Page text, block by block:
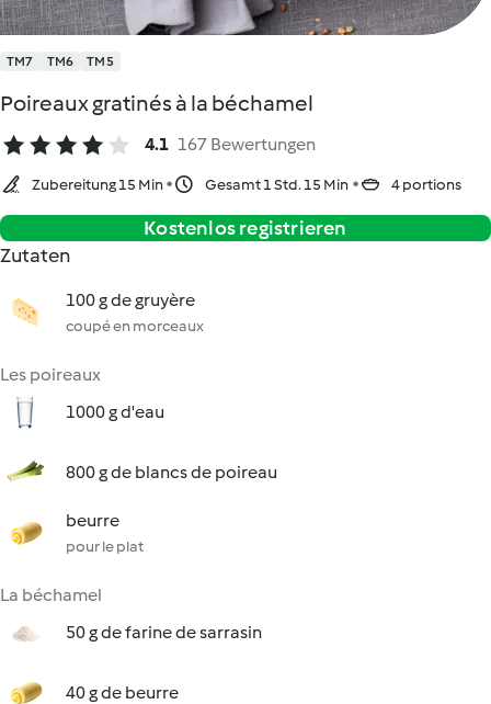
TM7 TM6 TM5
Poireaux gratinés à la béchamel
4.1 167 Bewertungen
Zubereitung 15 Min Gesamt 1 Std. 15 Min 4 portions
Kostenlos registrieren
Zutaten
100 g de gruyère
coupé en morceaux
Les poireaux
1000 g d'eau
800 g de blancs de poireau
beurre
pour le plat
La béchamel
50 g de farine de sarrasin
40 g de beurre